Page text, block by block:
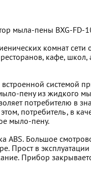
мыла-пены BXG-FD-
комнат сети
кафе, школ,
системой
пену из жидкого
потребителю в
потребитель , в
мыло-пену.
ABS. Большое
Прост в
Прибор